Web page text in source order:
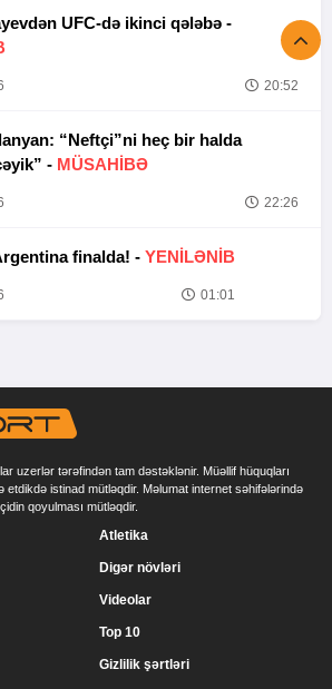
Tofiq Musayevdən UFC-də ikinci qələbə -
20:52
“Neftçi”ni heç bir halda
- MÜSAHİBƏ
22:26
finalda! - YENİLƏNİB
01:01
uzerlər tərəfindən tam dəstəklənir. Müəllif hüquqları
etdikdə istinad mütləqdir. Məlumat internet səhifələrində
qoyulması mütləqdir.
Atletika
Digər növləri
Videolar
Top 10
Gizlilik şərtləri